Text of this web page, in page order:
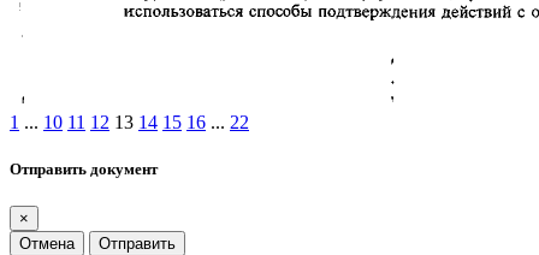
1 ... 10 11 12 13 14 15 16 ... 22
Отправить документ
×
Отмена
Отправить